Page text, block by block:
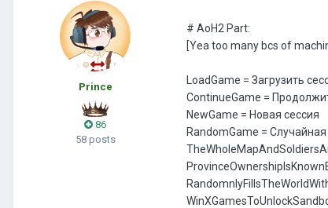
Prince
86
58 posts
# AoH2 Part:
[Yea too many bcs of
LoadGame = Загрузить
ContinueGame =
NewGame = Новая сессия
RandomGame = Случайная